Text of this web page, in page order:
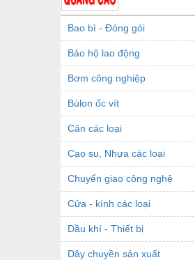
Bao bì - Đóng gói
Bảo hộ lao động
Bơm công nghiệp
Bùlon ốc vít
Cân các loại
Cao su, Nhựa các loại
Chuyển giao công nghệ
Cửa - kính các loại
Dầu khí - Thiết bị
Dây chuyền sản xuất